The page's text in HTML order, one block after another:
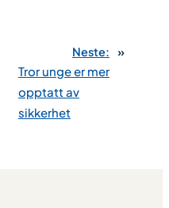
Neste:
Tror unge er mer
opptatt av
sikkerhet
»